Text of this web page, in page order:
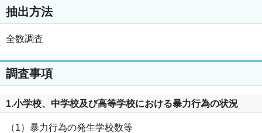
抽出方法
全数調査
調査事項
1.小学校、中学校及び高等学校における暴力行為の状況
（1）暴力行為の発生学校数等